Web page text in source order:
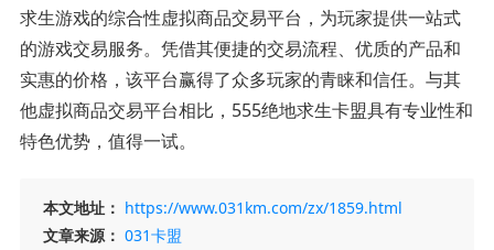
求生游戏的综合性虚拟商品交易平台，为玩家提供一站式
的游戏交易服务。凭借其便捷的交易流程、优质的产品和
实惠的价格，该平台赢得了众多玩家的青睐和信任。与其
他虚拟商品交易平台相比，555绝地求生卡盟具有专业性和
特色优势，值得一试。
本文地址： https://www.031km.com/zx/1859.html
文章来源： 031卡盟